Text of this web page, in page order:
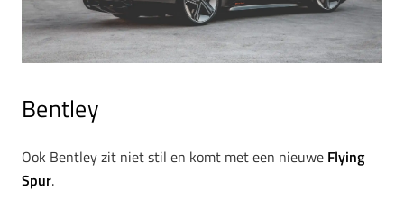
Bentley
Ook Bentley zit niet stil en komt met een nieuwe Flying
Spur.